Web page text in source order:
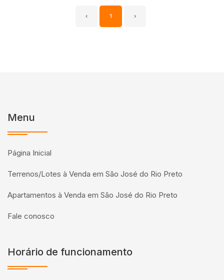
‹ 1 ›
Menu
Página Inicial
Terrenos/Lotes à Venda em São José do Rio Preto
Apartamentos à Venda em São José do Rio Preto
Fale conosco
Horário de funcionamento